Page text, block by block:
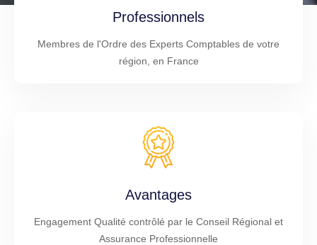
Professionnels
Membres de l'Ordre des Experts Comptables de votre
région, en France
Avantages
Engagement Qualité contrôlé par le Conseil Régional et
Assurance Professionnelle